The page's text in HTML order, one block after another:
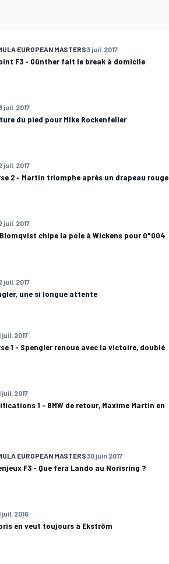
EUROPEAN MASTERS3 juil. 2017
F3 - Günther fait le break à domicile
juil. 2017
du pied pour Mike Rockenfeller
juil. 2017
2 - Martin triomphe après un drapeau rouge
juil. 2017
Blomqvist chipe la pole à Wickens pour 0"004
juil. 2017
une si longue attente
juil. 2017
1 - Spengler renoue avec la victoire, doublé
juil. 2017
1 - BMW de retour, Maxime Martin en
EUROPEAN MASTERS30 juin 2017
F3 - Que fera Lando au Norisring ?
juil. 2016
en veut toujours à Ekström